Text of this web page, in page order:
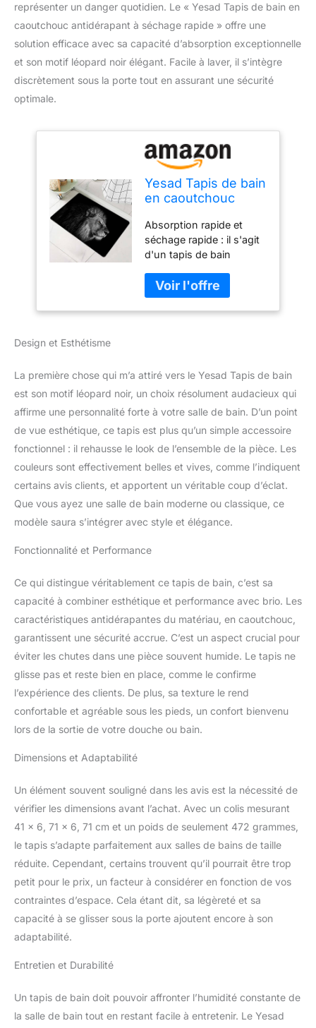
représenter un danger quotidien. Le « Yesad Tapis de bain en
caoutchouc antidérapant à séchage rapide » offre une
solution efficace avec sa capacité d’absorption exceptionnelle
et son motif léopard noir élégant. Facile à laver, il s’intègre
discrètement sous la porte tout en assurant une sécurité
optimale.
Yesad Tapis de bain
en caoutchouc
séchage rapide
super absorbant
lavable sous la
porte - Tapis de sol
lavable pour salle
de bain devant la
baignoire, la salle
Absorption rapide et
séchage rapide : il s'agit
d'un tapis de bain
Le tapis de salle de bain
absorbera l'eau qui coule
en 0,5 secondes et le
été mouillé. Dimensions :
50,8 x 81,3 cm, 40,6 x
Résistant à la saleté et
durable : avec cet
incroyable tapis de salle
de bain, vous ne serez
jamais gêné par les fibres
qui tombent ou les
bouloches comme vous
le feriez avec un tapis de
tapis de bain sont plus
de problèmes causés par
des fibres telles que la
perte, la décoloration,
l'effilochage, la saleté ou
les cheveux.
Antidérapant et sûr :
utilisez un tapis de bain
100 % caoutchouc de
haute qualité. Il adhère
fermement et à plat sur
les sols glissants sans
risque que votre famille
glisse et tombe. Facile à
tapis, l'eau s'évapore
rapidement et la
poussière et les poils ne
peuvent pas adhérer à la
besoin de sécher ou de
laver le tapis de bain
suffit d'essuyer le tapis
de salle de bain lavable
Design et Esthétisme
La première chose qui m’a attiré vers le Yesad Tapis de bain
est son motif léopard noir, un choix résolument audacieux qui
affirme une personnalité forte à votre salle de bain. D’un point
de vue esthétique, ce tapis est plus qu’un simple accessoire
fonctionnel : il rehausse le look de l’ensemble de la pièce. Les
couleurs sont effectivement belles et vives, comme l’indiquent
certains avis clients, et apportent un véritable coup d’éclat.
Que vous ayez une salle de bain moderne ou classique, ce
modèle saura s’intégrer avec style et élégance.
Fonctionnalité et Performance
Ce qui distingue véritablement ce tapis de bain, c’est sa
capacité à combiner esthétique et performance avec brio. Les
caractéristiques antidérapantes du matériau, en caoutchouc,
garantissent une sécurité accrue. C’est un aspect crucial pour
éviter les chutes dans une pièce souvent humide. Le tapis ne
glisse pas et reste bien en place, comme le confirme
l’expérience des clients. De plus, sa texture le rend
confortable et agréable sous les pieds, un confort bienvenu
lors de la sortie de votre douche ou bain.
Dimensions et Adaptabilité
Un élément souvent souligné dans les avis est la nécessité de
vérifier les dimensions avant l’achat. Avec un colis mesurant
41 x 6, 71 x 6, 71 cm et un poids de seulement 472 grammes,
le tapis s’adapte parfaitement aux salles de bains de taille
réduite. Cependant, certains trouvent qu’il pourrait être trop
petit pour le prix, un facteur à considérer en fonction de vos
contraintes d’espace. Cela étant dit, sa légèreté et sa
capacité à se glisser sous la porte ajoutent encore à son
adaptabilité.
Entretien et Durabilité
Un tapis de bain doit pouvoir affronter l’humidité constante de
la salle de bain tout en restant facile à entretenir. Le Yesad